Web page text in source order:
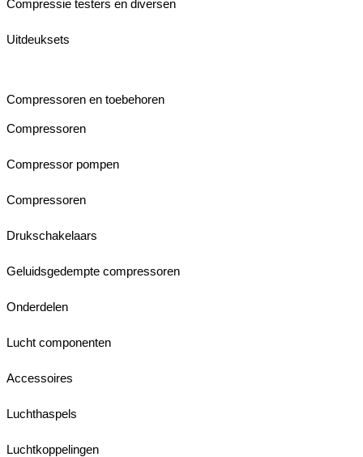
Compressie testers en diversen
Uitdeuksets
Compressoren en toebehoren
Compressoren
Compressor pompen
Compressoren
Drukschakelaars
Geluidsgedempte compressoren
Onderdelen
Lucht componenten
Accessoires
Luchthaspels
Luchtkoppelingen